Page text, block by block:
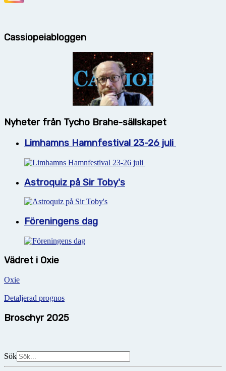
Cassiopeiabloggen
Nyheter från Tycho Brahe-sällskapet
Limhamns Hamnfestival 23-26 juli
Astroquiz på Sir Toby's
Föreningens dag
Vädret i Oxie
Oxie
Detaljerad prognos
Broschyr 2025
Sök